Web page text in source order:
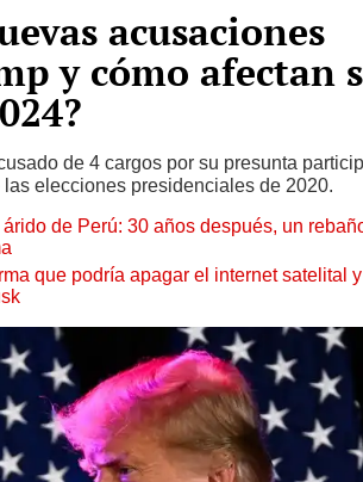
acusaciones
y cómo afectan
de 4 cargos por su presunta
elecciones presidenciales de 2020.
de Perú: 30 años después, un
que podría apagar el internet satelital y